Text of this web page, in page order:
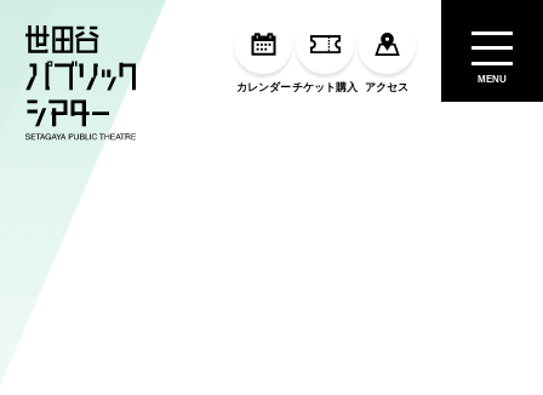
カレンダーチケット購入 アクセス
MENU